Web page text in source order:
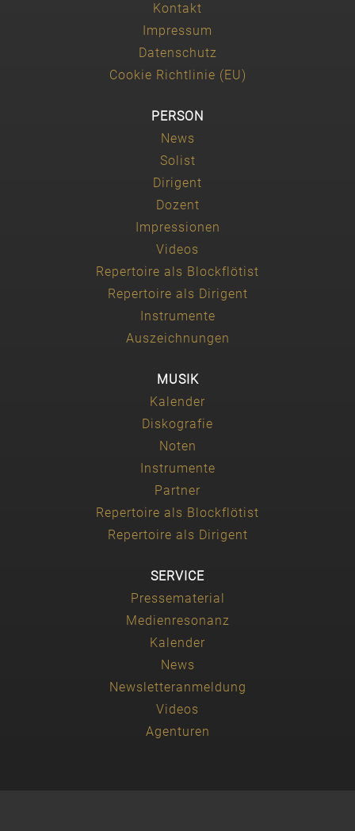
Kontakt
Impressum
Datenschutz
Cookie Richtlinie (EU)
PERSON
News
Solist
Dirigent
Dozent
Impressionen
Videos
Repertoire als Blockflötist
Repertoire als Dirigent
Instrumente
Auszeichnungen
MUSIK
Kalender
Diskografie
Noten
Instrumente
Partner
Repertoire als Blockflötist
Repertoire als Dirigent
SERVICE
Pressematerial
Medienresonanz
Kalender
News
Newsletteranmeldung
Videos
Agenturen